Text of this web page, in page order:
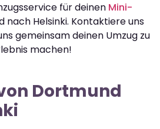
für deinen Mini-
nach Helsinki. Kontaktiere uns
gemeinsam deinen Umzug zu
machen!
Dortmund